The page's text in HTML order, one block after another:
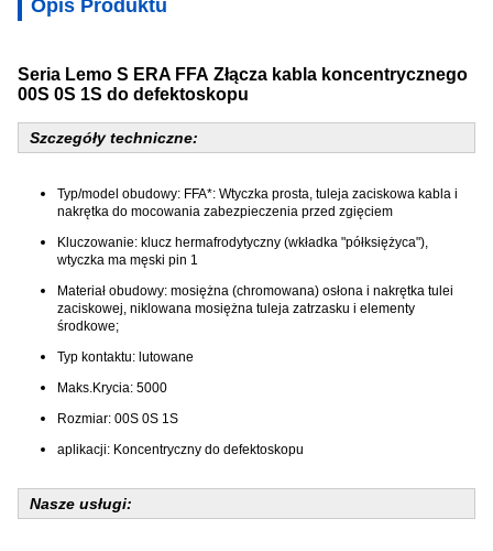
Opis Produktu
Seria Lemo S ERA FFA Złącza kabla koncentrycznego
00S 0S 1S do defektoskopu
Szczegóły techniczne:
Typ/model obudowy: FFA*: Wtyczka prosta, tuleja zaciskowa kabla i
nakrętka do mocowania zabezpieczenia przed zgięciem
Kluczowanie: klucz hermafrodytyczny (wkładka "półksiężyca"),
wtyczka ma męski pin 1
Materiał obudowy: mosiężna (chromowana) osłona i nakrętka tulei
zaciskowej, niklowana mosiężna tuleja zatrzasku i elementy
środkowe;
Typ kontaktu: lutowane
Maks.Krycia: 5000
Rozmiar: 00S 0S 1S
aplikacji: Koncentryczny do defektoskopu
Nasze usługi: